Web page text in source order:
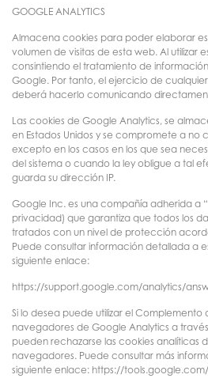
GOOGLE ANALYTICS
Almacena cookies para poder elaborar
volumen de visitas de esta web. Al utilizar
consintiendo el tratamiento de
Google. Por tanto, el ejercicio de
deberá hacerlo comunicando
Las cookies de Google Analytics, se
en Estados Unidos y se compromete a no
excepto en los casos en los que sea
del sistema o cuando la ley obligue a tal
guarda su dirección IP.
Google Inc. es una compañía adherida a
privacidad) que garantiza que todos los
tratados con un nivel de protección
Puede consultar información detallada a
siguiente enlace:
https://support.google.com/analytics/
Si lo desea puede utilizar el
navegadores de Google Analytics a
pueden rechazarse las cookies analíticas
navegadores. Puede consultar más
siguiente enlace: https://